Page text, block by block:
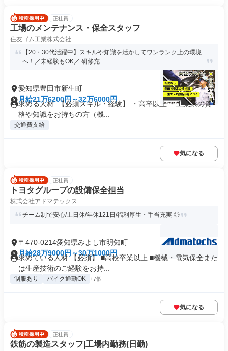
正社員
工場のメンテナンス・保全スタッフ
住友ゴム工業株式会社
【20・30代活躍中】スキルや知識を活かしてワンランク上の環境
へ！／未経験もOK／ 研修充...
愛知県豊田市新生町
月給21万6200円～32万6000円
求める人材: 【必須スキル・経験】 ・高卒以上 ・工業系の資
格や知識をお持ちの方（機...
交通費支給
気になる
正社員
トヨタグループの設備保全担当
株式会社アドマテックス
チーム制で安心/土日休/年休121日/福利厚生・手当充実 ◎
〒470-0214愛知県みよし市明知町
月給28万9000円～30万1000円
求めている人材 【必須】 ■高校卒業以上 ■機械・電気保全また
は生産技術のご経験をお持...
制服あり バイク通勤OK +7個
気になる
正社員
鉄筋の製造スタッフ|工場内勤務(日勤)